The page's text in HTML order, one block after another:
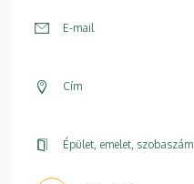
E-mail
Cím
Épület, emelet, szobaszám